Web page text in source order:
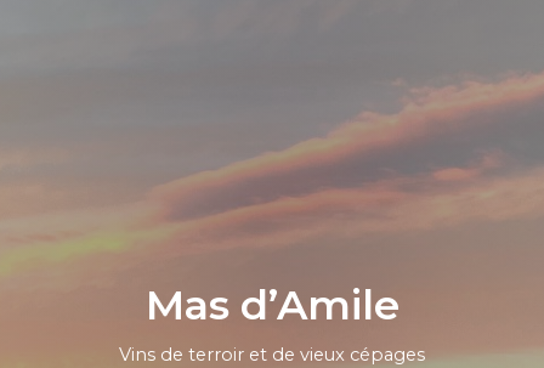
Mas d’Amile
Vins de terroir et de vieux cépages